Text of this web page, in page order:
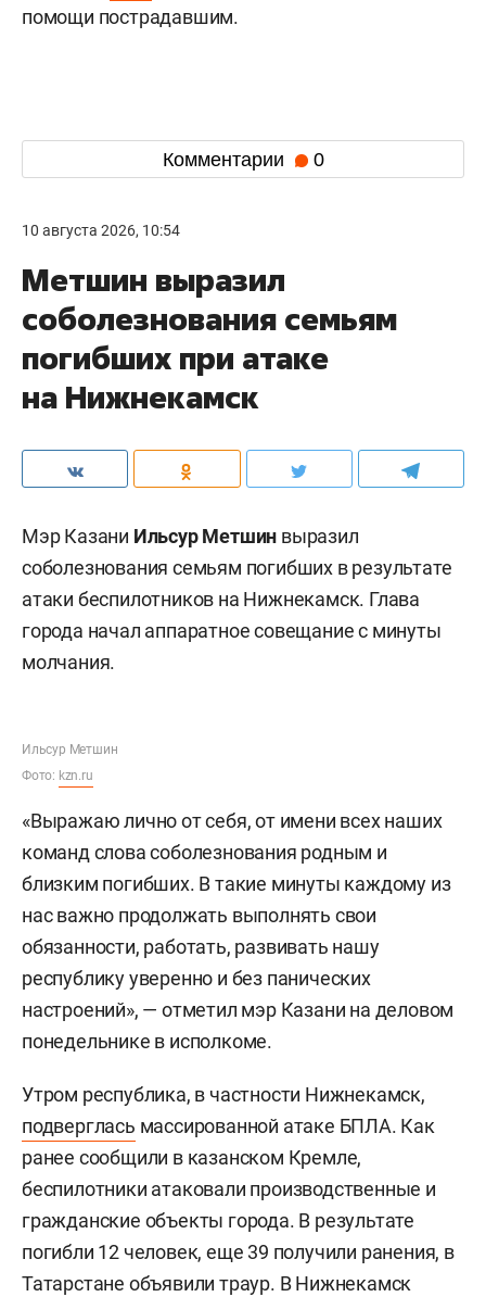
помощи пострадавшим.
Комментарии 0
10 августа 2026, 10:54
Метшин выразил
соболезнования семьям
погибших при атаке
на Нижнекамск
Мэр Казани Ильсур Метшин выразил
соболезнования семьям погибших в результате
атаки беспилотников на Нижнекамск. Глава
города начал аппаратное совещание с минуты
молчания.
Ильсур Метшин
Фото: kzn.ru
«Выражаю лично от себя, от имени всех наших
команд слова соболезнования родным и
близким погибших. В такие минуты каждому из
нас важно продолжать выполнять свои
обязанности, работать, развивать нашу
республику уверенно и без панических
настроений», — отметил мэр Казани на деловом
понедельнике в исполкоме.
Утром республика, в частности Нижнекамск,
подверглась массированной атаке БПЛА. Как
ранее сообщили в казанском Кремле,
беспилотники атаковали производственные и
гражданские объекты города. В результате
погибли 12 человек, еще 39 получили ранения, в
Татарстане объявили траур. В Нижнекамск